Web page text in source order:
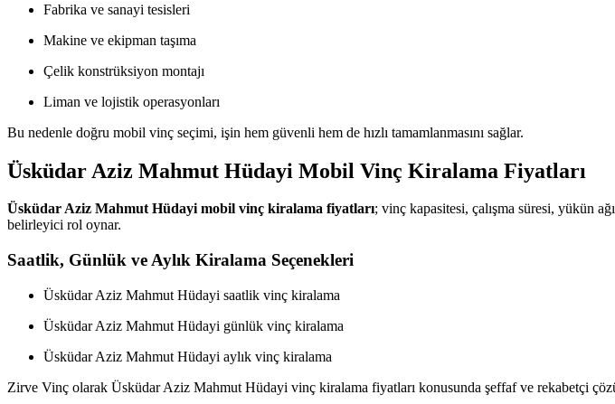
Fabrika ve sanayi tesisleri
Makine ve ekipman taşıma
Çelik konstrüksiyon montajı
Liman ve lojistik operasyonları
Bu nedenle doğru mobil vinç seçimi, işin hem güvenli hem de hızlı tamamlanmasını sağlar.
Üsküdar Aziz Mahmut Hüdayi Mobil Vinç Kiralama Fiyatları
Üsküdar Aziz Mahmut Hüdayi mobil vinç kiralama fiyatları; vinç kapasitesi, çalışma süresi, yükün
belirleyici rol oynar.
Saatlik, Günlük ve Aylık Kiralama Seçenekleri
Üsküdar Aziz Mahmut Hüdayi saatlik vinç kiralama
Üsküdar Aziz Mahmut Hüdayi günlük vinç kiralama
Üsküdar Aziz Mahmut Hüdayi aylık vinç kiralama
Zirve Vinç olarak Üsküdar Aziz Mahmut Hüdayi vinç kiralama fiyatları konusunda şeffaf ve rekabetçi